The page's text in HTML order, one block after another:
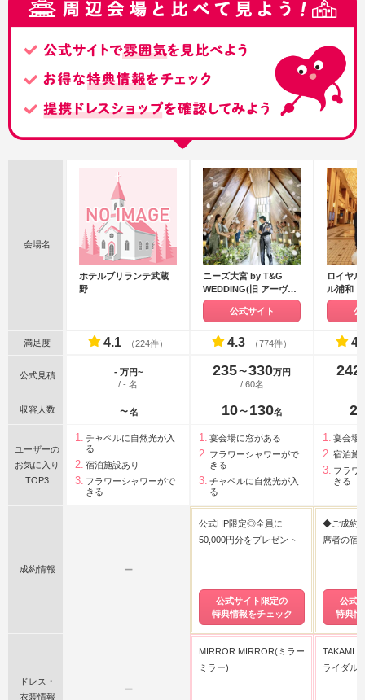
会場名
ホテルブリランテ武蔵
野
ニーズ大宮 by T&G
WEDDING(旧 アーヴェ
リール迎賓館 大宮)
公式サイト
ロイヤ
ル浦和
公
満足度 4.1 （224件） 4.3 （774件）
公式見積
- 万円~
/ - 名
235〜330万円
/ 60名
242
収容人数 〜 名 10 〜 130名 2
ユーザーの
お気に入り
TOP3
チャペルに自然光が入
る
宿泊施設あり
フラワーシャワーがで
きる
宴会場に窓がある
フラワーシャワーがで
きる
チャペルに自然光が入
る
宴会場
宿泊施
フラワ
きる
成約情報 ー
公式HP限定◎全員に
50,000円分をプレゼント
公式サイト限定の
特典情報をチェック
◆ご成約
席者の宿
公式
特典情
ドレス・
衣装情報
ー
MIRROR MIRROR(ミラー
ミラー)
TAKAMI
ライダル)